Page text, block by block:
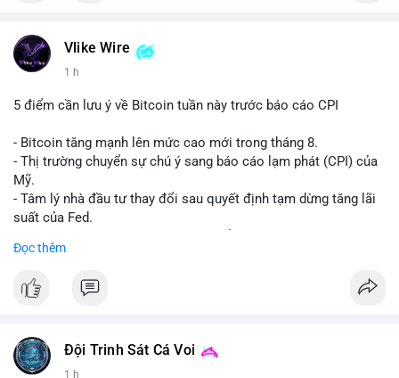
Vlike Wire
1 h
5 điểm cần lưu ý về Bitcoin tuần này trước báo cáo CPI
- Bitcoin tăng mạnh lên mức cao mới trong tháng 8.
- Thị trường chuyển sự chú ý sang báo cáo lạm phát (CPI) của
Mỹ.
- Tâm lý nhà đầu tư thay đổi sau quyết định tạm dừng tăng lãi
suất của Fed.
theo.
#bitcoin #btc #cryptonews
#vlikevn #titanbot
Đọc thêm
Đội Trinh Sát Cá Voi
1 h